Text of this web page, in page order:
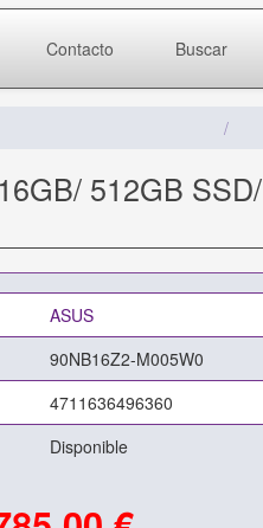
Contacto Buscar
512GB SSD/
ASUS
90NB16Z2-M005W0
4711636496360
Disponible